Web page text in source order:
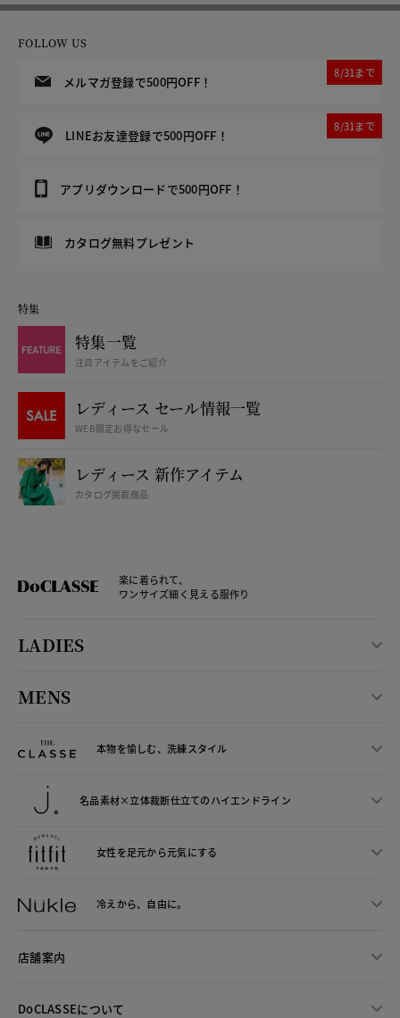
FOLLOW US
メルマガ登録で500円OFF！
8/31まで
LINEお友達登録で500円OFF！
8/31まで
アプリダウンロードで500円OFF！
カタログ無料プレゼント
特集
特集一覧
注目アイテムをご紹介
レディース セール情報一覧
WEB限定お得なセール
レディース 新作アイテム
カタログ掲載商品
楽に着られて、
ワンサイズ細く見える服作り
LADIES
MENS
本物を愉しむ、洗練スタイル
名品素材×立体裁断仕立てのハイエンドライン
女性を足元から元気にする
冷えから、 自由に。
店舗案内
DoCLASSEについて